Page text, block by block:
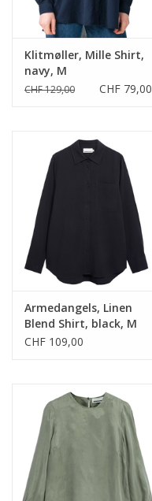
Klitmøller, Mille Shirt,
navy, M
CHF 129,00 CHF 79,00
Armedangels, Linen
Blend Shirt, black, M
CHF 109,00